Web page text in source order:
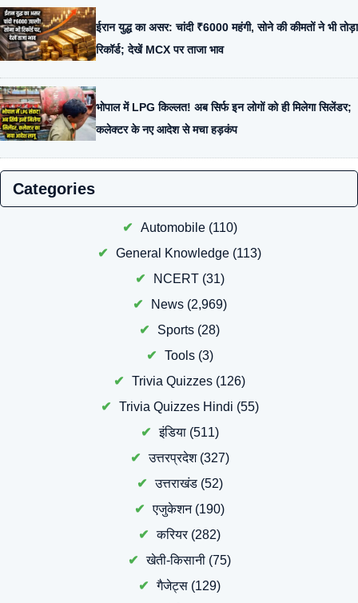
ईरान युद्ध का असर: चांदी ₹6000 महंगी, सोने की कीमतों ने भी तोड़ा
रिकॉर्ड; देखें MCX पर ताजा भाव
भोपाल में LPG किल्लत! अब सिर्फ इन लोगों को ही मिलेगा सिलेंडर;
कलेक्टर के नए आदेश से मचा हड़कंप
Categories
Automobile(110)
General Knowledge (113)
NCERT(31)
News(2,969)
Sports (28)
Tools(3)
Trivia Quizzes (126)
Trivia Quizzes Hindi (55)
इंडिया(511)
उत्तरप्रदेश(327)
उत्तराखंड(52)
एजुकेशन(190)
करियर(282)
खेती-किसानी (75)
गैजेट्स (129)